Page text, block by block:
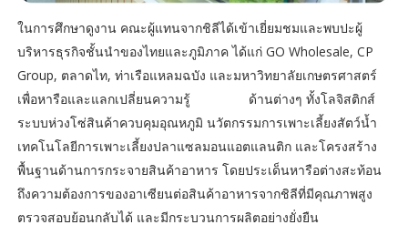
ในการศึกษาดูงาน คณะผู้แทนจากชิลีได้เข้าเยี่ยมชมและพบปะผู้
บริหารธุรกิจชั้นนำของไทยและภูมิภาค ได้แก่ GO Wholesale, CP
Group, ตลาดไท, ท่าเรือแหลมฉบัง และมหาวิทยาลัยเกษตรศาสตร์
เพื่อหารือและแลกเปลี่ยนความรู้ ด้านต่างๆ ทั้งโลจิสติกส์
ระบบห่วงโซ่สินค้าควบคุมอุณหภูมิ นวัตกรรมการเพาะเลี้ยงสัตว์น้ำ
เทคโนโลยีการเพาะเลี้ยงปลาแซลมอนแอตแลนติก และโครงสร้าง
พื้นฐานด้านการกระจายสินค้าอาหาร โดยประเด็นหารือต่างสะท้อน
ถึงความต้องการของอาเซียนต่อสินค้าอาหารจากชิลีที่มีคุณภาพสูง
ตรวจสอบย้อนกลับได้ และมีกระบวนการผลิตอย่างยั่งยืน